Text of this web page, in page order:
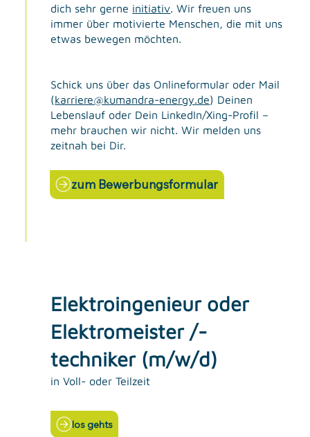
Elektroingenieur oder
Elektromeister /-
techniker (m/w/d)
in Voll- oder Teilzeit
los gehts
dich sehr gerne initiativ. Wir freuen uns
immer über motivierte Menschen, die mit uns
etwas bewegen möchten.
Schick uns über das Onlineformular oder Mail
(karriere@kumandra-energy.de) Deinen
Lebenslauf oder Dein LinkedIn/Xing-Profil –
mehr brauchen wir nicht. Wir melden uns
zeitnah bei Dir.
zum Bewerbungsformular